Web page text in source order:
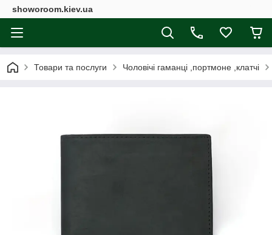
showoroom.kiev.ua
Товари та послуги Чоловічі гаманці ,портмоне ,клатчі